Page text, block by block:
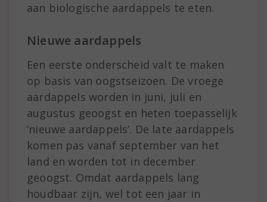
aan biologische aardappels te eten.
Nieuwe aardappels
Een eerste onderscheid valt te maken
op basis van oogstseizoen. De vroege
aardappels worden in juni, juli en
augustus geoogst en heten toepasselijk
‘nieuwe aardappels’. De late aardappels
komen pas vanaf september van het
land en worden tot in december
geoogst. Omdat aardappels lang
houdbaar zijn, wel tot een jaar in